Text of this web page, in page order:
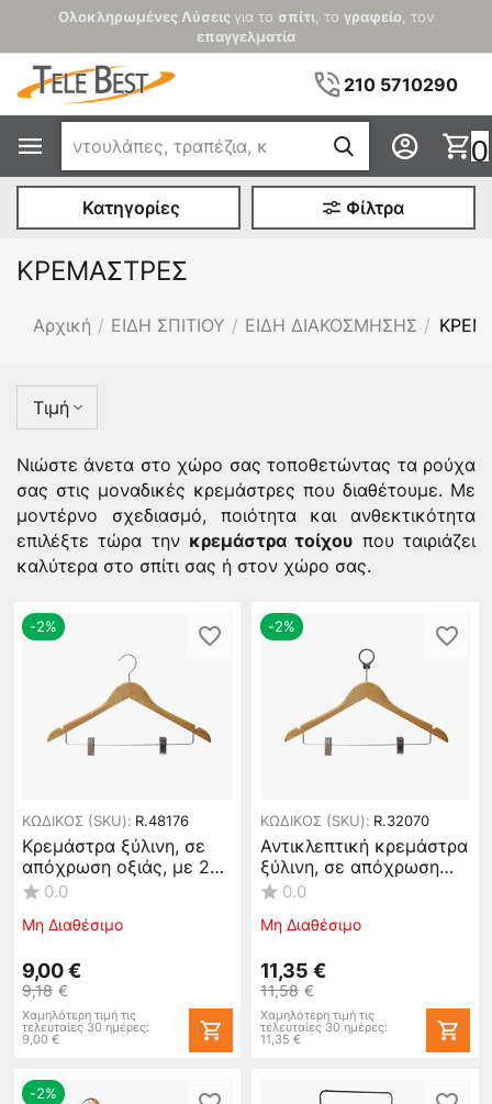
Ολοκληρωμένες Λύσεις για το σπίτι, το γραφείο, τον
επαγγελματία
210 5710290
0
Κατηγορίες Φίλτρα
ΚΡΕΜΑΣΤΡΕΣ
Αρχική / ΕΙΔΗ ΣΠΙΤΙΟΥ / ΕΙΔΗ ΔΙΑΚΟΣΜΗΣΗΣ /
Τιμή
Νιώστε άνετα στο χώρο σας τοποθετώντας τα ρούχα
σας στις μοναδικές κρεμάστρες που διαθέτουμε. Με
μοντέρνο σχεδιασμό, ποιότητα και ανθεκτικότητα
επιλέξτε τώρα την κρεμάστρα τοίχου που ταιριάζει
καλύτερα στο σπίτι σας ή στον χώρο σας.
-2%
ΚΩΔΙΚΟΣ (SKU): R.48176
Κρεμάστρα ξύλινη, σε
απόχρωση οξιάς, με 2
ρυθμιζόμενα clips/
τεμάχια) #48176
0.0
Μη Διαθέσιμο
9,18 €
9,00 €
Χαμηλότερη τιμή τις
τελευταίες 30 ημέρες:
9,00 €
-2%
ΚΩΔΙΚΟΣ (SKU): R.32070
Αντικλεπτική κρεμάστρα
ξύλινη, σε απόχρωση
οξιάς, με 2 ρυθμιζόμενα
για 10 τεμάχια) #32070
0.0
Μη Διαθέσιμο
11,58 €
11,35 €
Χαμηλότερη τιμή τις
τελευταίες 30 ημέρες:
11,35 €
-2%